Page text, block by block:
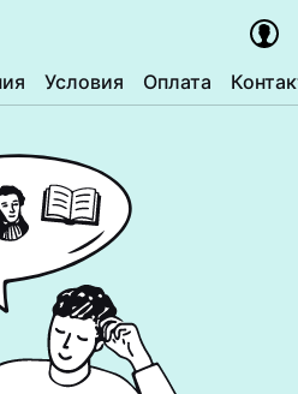
Условия Оплата